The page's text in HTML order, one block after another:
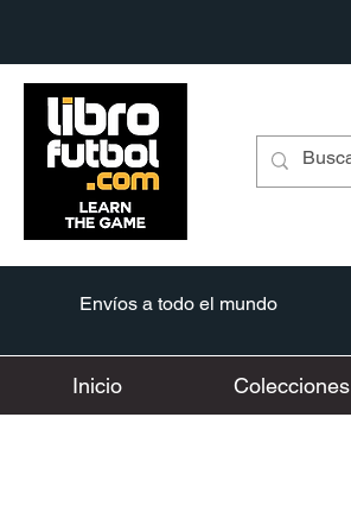
Envíos a todo el mundo
Inicio Colecciones